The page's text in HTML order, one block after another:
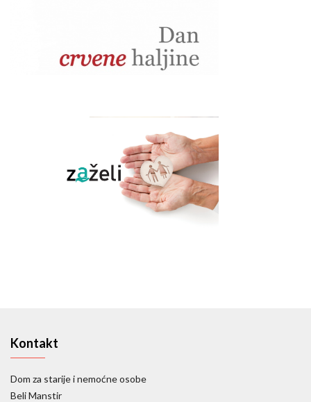
Kontakt
Dom za starije i nemoćne osobe
Beli Manstir